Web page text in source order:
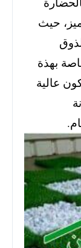
حيث
بهذة
عالية